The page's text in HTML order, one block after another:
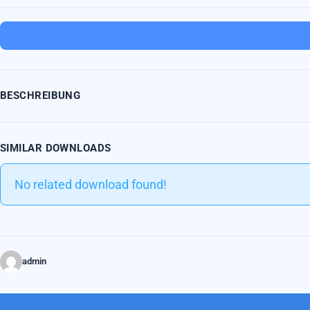
BESCHREIBUNG
SIMILAR DOWNLOADS
No related download found!
admin